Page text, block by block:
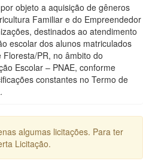
objeto a aquisição de gêneros
Familiar e do Empreendedor
destinados ao atendimento
escolar dos alunos matriculados
PR, no âmbito do
Escolar – PNAE, conforme
constantes no Termo de
algumas licitações. Para ter
Licitação.